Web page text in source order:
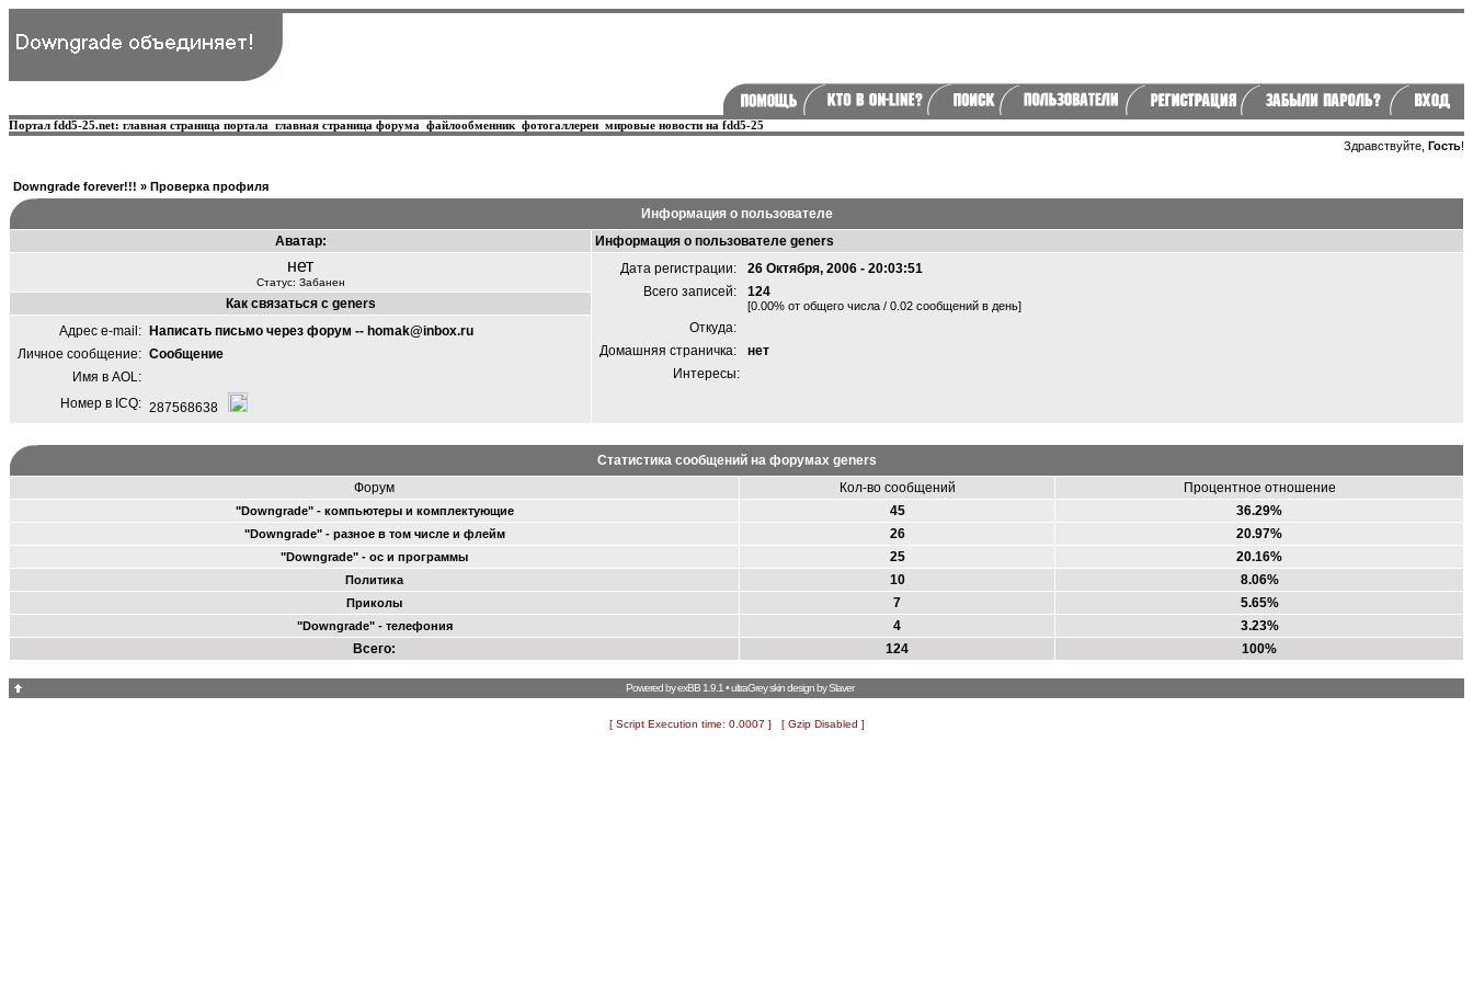
Портал fdd5-25.net: главная страница портала главная страница форума файлообменник фотогаллереи мировые новости на fdd5-25
Здравствуйте, Гость!
Downgrade forever!!! » Проверка профиля
Информация о пользователе
Аватар:
Информация о пользователе geners
нет
Статус: Забанен
Дата регистрации:
26 Октября, 2006 - 20:03:51
Всего записей:
124
[0.00% от общего числа / 0.02 сообщений в день]
Откуда:
Домашняя страничка:
нет
Интересы:
Как связаться с geners
Адрес e-mail:
Написать письмо через форум -- homak@inbox.ru
Личное сообщение: Сообщение
Имя в AOL:
Номер в ICQ: 287568638
Статистика сообщений на форумах geners
Форум
Кол-во сообщений Процентное отношение
"Downgrade" - компьютеры и комплектующие 45 36.29%
"Downgrade" - разное в том числе и флейм 26 20.97%
"Downgrade" - ос и программы 25 20.16%
Политика 10 8.06%
Приколы 7 5.65%
"Downgrade" - телефония 4
3.23%
Всего:
124 100%
Powered byexBB1.9.1 • ultraGrey skin design bySlaver
[ Script Execution time: 0.0007 ] [ Gzip Disabled ]